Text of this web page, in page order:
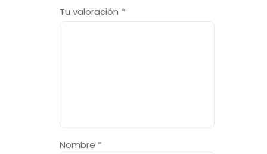
Tu valoración *
Nombre *